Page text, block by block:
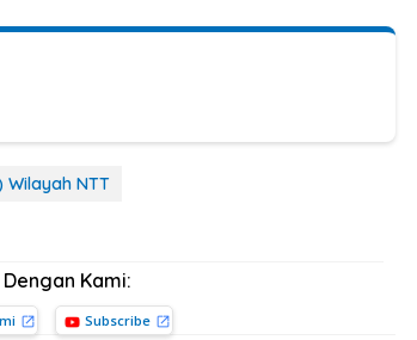
Wilayah NTT
Kami:
Subscribe